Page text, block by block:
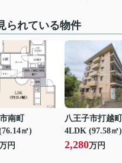
られている物件
南町
㎡)
円
八王子市打越町
4LDK (97.58㎡)
2,280万円